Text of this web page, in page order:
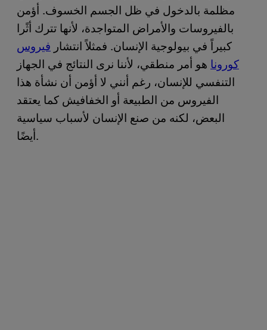
مظلمة بالدخول في ظل الجسم الخسوف. أؤمن
بالفيروسات والأمراض المتواجدة، لأنها تترك أثًرا
كبيراً في بيولوجية الإنسان. فمثلاً انتشار فيروس
كورونا هو أمر منطقي، لأننا نرى النتائج في الجهاز
التنفسي للإنسان، رغم أنني لا أؤمن أن نشأة هذا
الفيروس من الطبيعة أو الخفافيش كما يعتقد
البعض، لكنه من صنع الإنسان لأسباب سياسية
أيضًا.